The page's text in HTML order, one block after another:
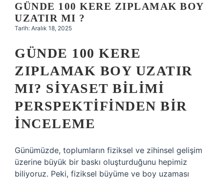
GÜNDE 100 KERE ZIPLAMAK BOY
UZATIR MI ?
Tarih: Aralık 18, 2025
GÜNDE 100 KERE
ZIPLAMAK BOY UZATIR
MI? SIYASET BILIMI
PERSPEKTIFINDEN BIR
İNCELEME
Günümüzde, toplumların fiziksel ve zihinsel gelişim
üzerine büyük bir baskı oluşturduğunu hepimiz
biliyoruz. Peki, fiziksel büyüme ve boy uzaması